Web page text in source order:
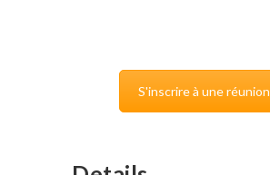
S'inscrire à une réunion